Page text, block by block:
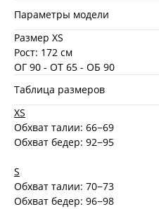
Параметры модели
Размер XS
Рост: 172 см
ОГ 90 - ОТ 65 - ОБ 90
Таблица размеров
XS
Обхват талии: 66−69
Обхват бедер: 92−95
S
Обхват талии: 70−73
Обхват бедер: 96−98